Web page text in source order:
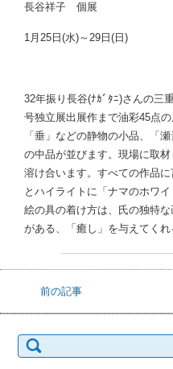
長谷祥子 個展
1月25日(水)～29日(日)
32年振り長谷(ﾅｶﾞﾀﾆ)さんの三
号独立展出展作まで油彩45点
「垂」などの静物の小品、「
の中品が並びます。現場に取材
溶け合います。すべての作品
とハイライトに「ナマのホワ
絵の具の着け方は、氏の独特
がある、「癒し」を与えてくれ
前の記事
索: